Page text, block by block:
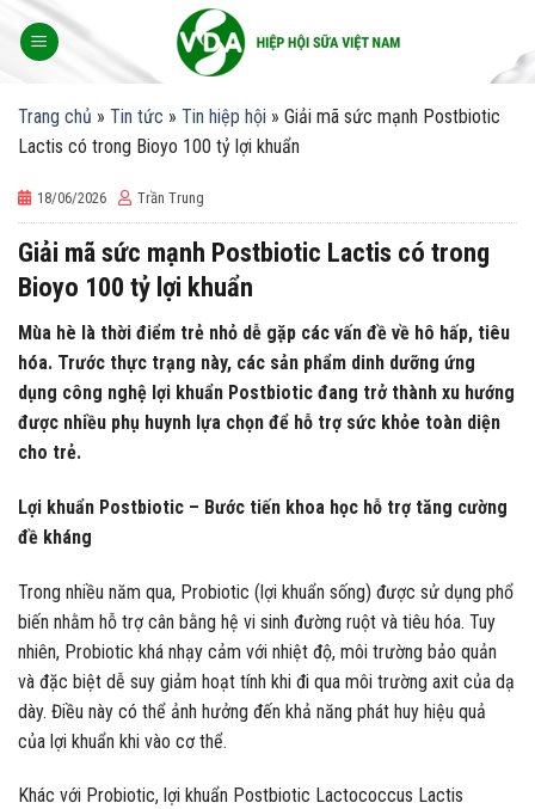
Trang chủ » Tin tức » Tin hiệp hội » Giải mã sức mạnh Postbiotic
Lactis có trong Bioyo 100 tỷ lợi khuẩn
18/06/2026 Trần Trung
Giải mã sức mạnh Postbiotic Lactis có trong
Bioyo 100 tỷ lợi khuẩn
Mùa hè là thời điểm trẻ nhỏ dễ gặp các vấn đề về hô hấp, tiêu
hóa. Trước thực trạng này, các sản phẩm dinh dưỡng ứng
dụng công nghệ lợi khuẩn Postbiotic đang trở thành xu hướng
được nhiều phụ huynh lựa chọn để hỗ trợ sức khỏe toàn diện
cho trẻ.
Lợi khuẩn Postbiotic – Bước tiến khoa học hỗ trợ tăng cường
đề kháng
Trong nhiều năm qua, Probiotic (lợi khuẩn sống) được sử dụng phổ
biến nhằm hỗ trợ cân bằng hệ vi sinh đường ruột và tiêu hóa. Tuy
nhiên, Probiotic khá nhạy cảm với nhiệt độ, môi trường bảo quản
và đặc biệt dễ suy giảm hoạt tính khi đi qua môi trường axit của dạ
dày. Điều này có thể ảnh hưởng đến khả năng phát huy hiệu quả
của lợi khuẩn khi vào cơ thể.
Khác với Probiotic, lợi khuẩn Postbiotic Lactococcus Lactis